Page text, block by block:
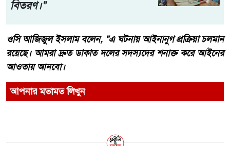
বিতরণ।"
ওসি আজিজুল ইসলাম বলেন, "এ ঘটনায় আইনানুগ প্রক্রিয়া চলমান
রয়েছে। আমরা দ্রুত ডাকাত দলের সদস্যদের শনাক্ত করে আইনের
আওতায় আনবো।
আপনার মতামত লিখুন